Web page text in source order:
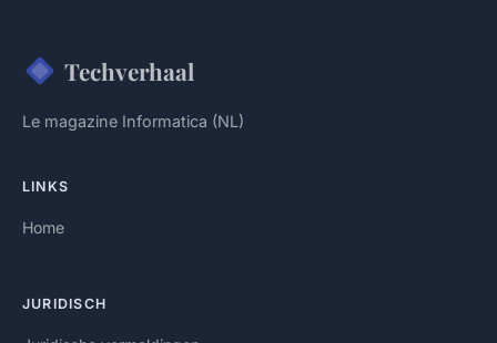
Techverhaal
Le magazine Informatica (NL)
LINKS
Home
JURIDISCH